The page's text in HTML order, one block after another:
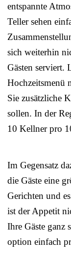
entspannte
Teller sehen
sich weiterhin
Gästen serviert.
Hochzeitsmenü
Sie zusätzliche
sollen. In der
10 Kellner pro
Im Gegensatz
die Gäste eine
Gerichten und
ist der Appetit
Ihre Gäste ganz
option einfach